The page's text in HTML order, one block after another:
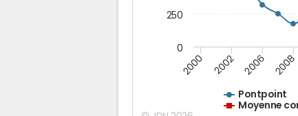
Pontpoint
Moyenne
2000 2002 2006 2008
0
250